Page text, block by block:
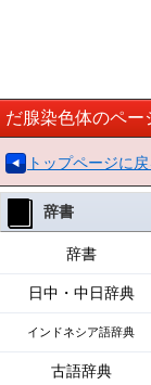
だ腺染色体のペー
トップページに
辞書
辞書
日中・中日辞典
インドネシア語辞典
古語辞典